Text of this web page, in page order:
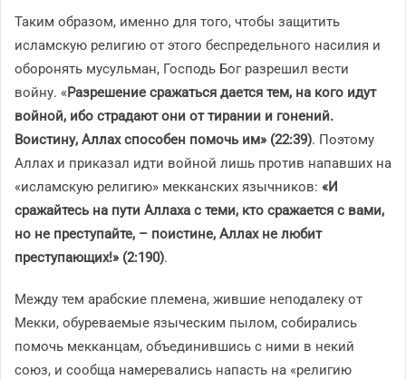
Таким образом, именно для того, чтобы защитить
исламскую религию от этого беспредельного насилия и
оборонять мусульман, Господь Бог разрешил вести
войну. « Разрешение сражаться дается тем, на кого идут
войной, ибо страдают они от тирании и гонений.
Воистину, Аллах способен помочь им» (22:39). Поэтому
Аллах и приказал идти войной лишь против напавших на
«исламскую религию» мекканских язычников: «И
сражайтесь на пути Аллаха с теми, кто сражается с вами,
но не преступайте, – поистине, Аллах не любит
преступающих!» (2:190).
Между тем арабские племена, жившие неподалеку от
Мекки, обуреваемые языческим пылом, собирались
помочь мекканцам, объединившись с ними в некий
союз, и сообща намеревались напасть на «религию